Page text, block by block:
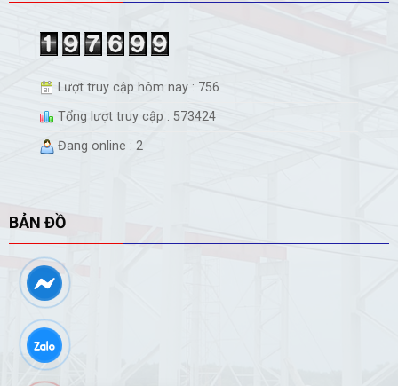
Lượt truy cập hôm nay : 756
Tổng lượt truy cập : 573424
Đang online : 2
BẢN ĐỒ